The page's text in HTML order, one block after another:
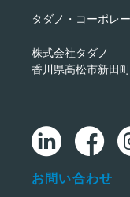
タダノ・コーポレ
株式会社タダノ
香川県高松市新田
お問い合わせ